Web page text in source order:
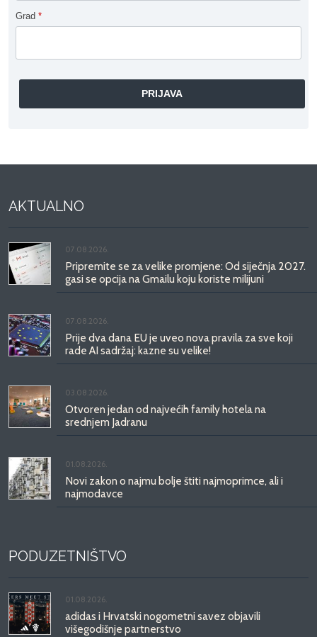
Grad *
AKTUALNO
07.08.2026.
Pripremite se za velike promjene: Od siječnja 2027.
gasi se opcija na Gmailu koju koriste milijuni
07.08.2026.
Prije dva dana EU je uveo nova pravila za sve koji
rade AI sadržaj: kazne su velike!
03.08.2026.
Otvoren jedan od najvećih family hotela na
srednjem Jadranu
01.08.2026.
Novi zakon o najmu bolje štiti najmoprimce, ali i
najmodavce
PODUZETNIŠTVO
01.08.2026.
adidas i Hrvatski nogometni savez objavili
višegodišnje partnerstvo